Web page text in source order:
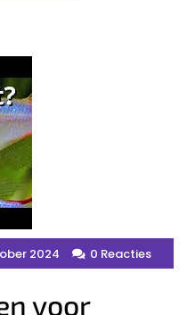
2024 0 Reacties
voor